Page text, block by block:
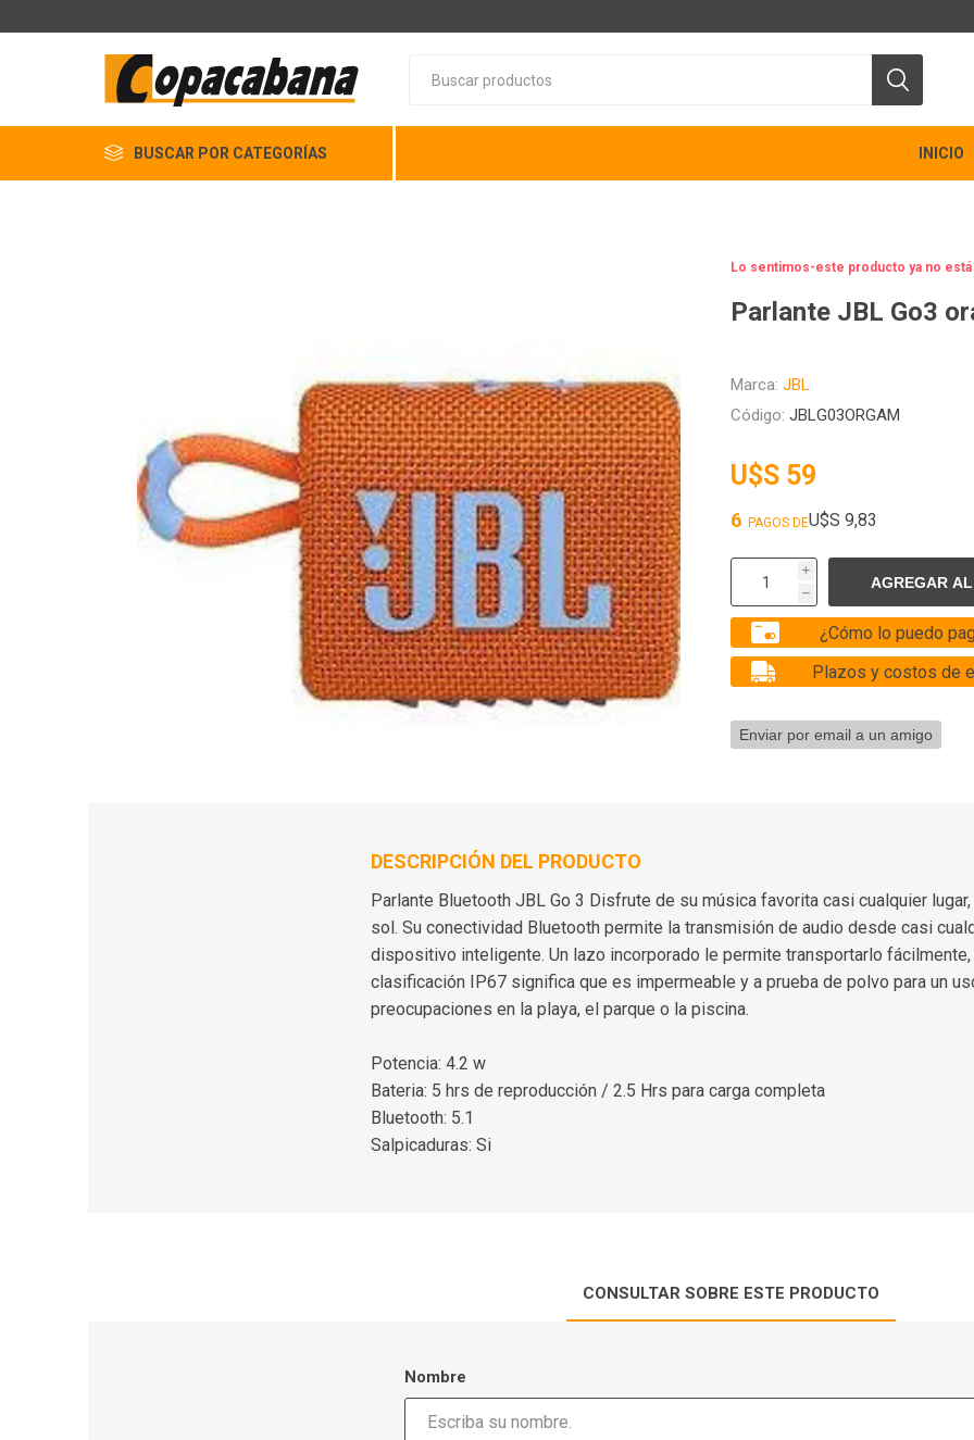
BUSCAR POR CATEGORÍAS INICIO
Lo sentimos-este producto ya no
Parlante JBL Go3
Marca: JBL
Código: JBLG03ORGAM
U$S 59
6 PAGOS DEU$S 9,83
i
h
¿Cómo lo puedo
Plazos y costos de
DESCRIPCIÓN DEL PRODUCTO
Parlante Bluetooth JBL Go 3 Disfrute de su música favorita casi cualquier
sol. Su conectividad Bluetooth permite la transmisión de audio desde casi
dispositivo inteligente. Un lazo incorporado le permite transportarlo fácilmente,
clasificación IP67 significa que es impermeable y a prueba de polvo para un
preocupaciones en la playa, el parque o la piscina.
Potencia: 4.2 w
Bateria: 5 hrs de reproducción / 2.5 Hrs para carga completa
Bluetooth: 5.1
Salpicaduras: Si
CONSULTAR SOBRE ESTE PRODUCTO
Nombre